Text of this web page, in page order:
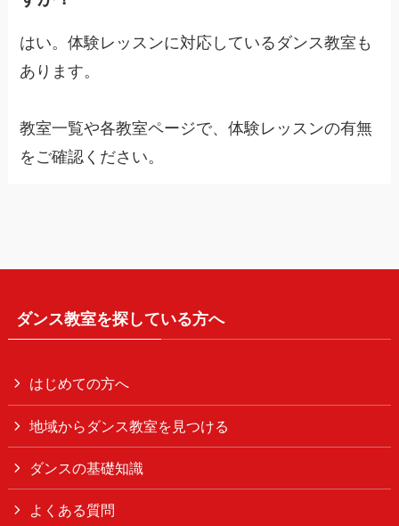
はい。体験レッスンに対応しているダンス教室も
あります。
教室一覧や各教室ページで、体験レッスンの有無
をご確認ください。
ダンス教室を探している方へ
はじめての方へ
地域からダンス教室を見つける
ダンスの基礎知識
よくある質問